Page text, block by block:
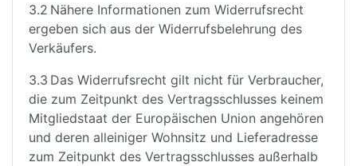
3.2 Nähere Informationen zum Widerrufsrecht
ergeben sich aus der Widerrufsbelehrung des
Verkäufers.
3.3 Das Widerrufsrecht gilt nicht für Verbraucher,
die zum Zeitpunkt des Vertragsschlusses keinem
Mitgliedstaat der Europäischen Union angehören
und deren alleiniger Wohnsitz und Lieferadresse
zum Zeitpunkt des Vertragsschlusses außerhalb